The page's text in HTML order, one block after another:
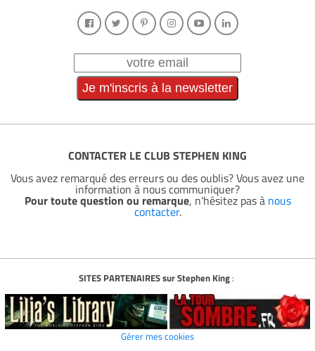
CONTACTER LE CLUB STEPHEN KING
Vous avez remarqué des erreurs ou des oublis? Vous avez une
information à nous communiquer?
Pour toute question ou remarque, n'hésitez pas à nous
contacter.
SITES PARTENAIRES sur Stephen King:
Gérer mes cookies